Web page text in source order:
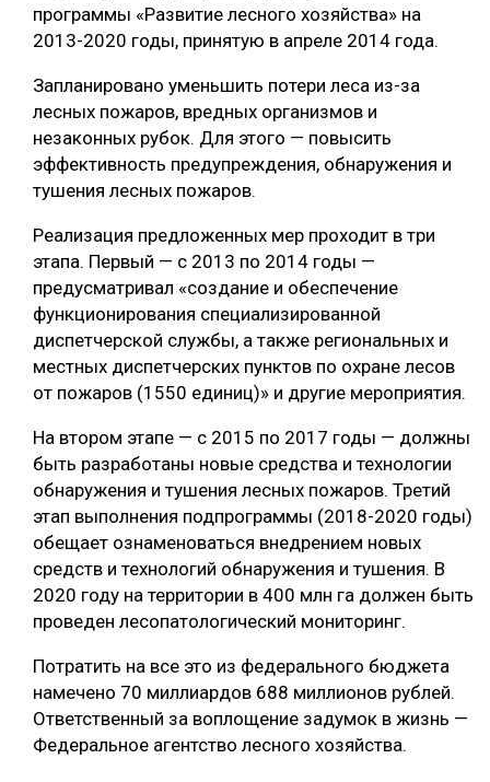
программы «Развитие лесного хозяйства» на
2013-2020 годы, принятую в апреле 2014 года.
Запланировано уменьшить потери леса из-за
лесных пожаров, вредных организмов и
незаконных рубок. Для этого — повысить
эффективность предупреждения, обнаружения и
тушения лесных пожаров.
Реализация предложенных мер проходит в три
этапа. Первый — с 2013 по 2014 годы —
предусматривал «создание и обеспечение
функционирования специализированной
диспетчерской службы, а также региональных и
местных диспетчерских пунктов по охране лесов
от пожаров (1550 единиц)» и другие мероприятия.
На втором этапе — с 2015 по 2017 годы — должны
быть разработаны новые средства и технологии
обнаружения и тушения лесных пожаров. Третий
этап выполнения подпрограммы (2018-2020 годы)
обещает ознаменоваться внедрением новых
средств и технологий обнаружения и тушения. В
2020 году на территории в 400 млн га должен быть
проведен лесопатологический мониторинг.
Потратить на все это из федерального бюджета
намечено 70 миллиардов 688 миллионов рублей.
Ответственный за воплощение задумок в жизнь —
Федеральное агентство лесного хозяйства.